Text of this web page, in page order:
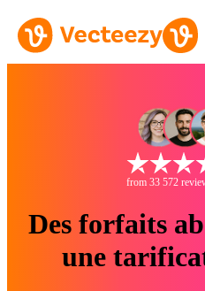
from 33 572
Des forfaits
une